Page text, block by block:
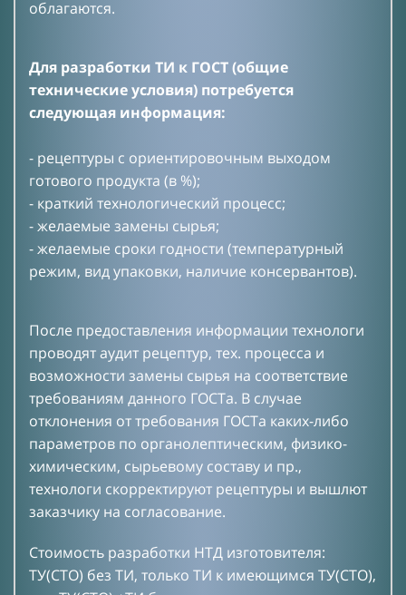
облагаются.
Для разработки ТИ к ГОСТ (общие
технические условия) потребуется
следующая информация:
- рецептуры с ориентировочным выходом
готового продукта (в %);
- краткий технологический процесс;
- желаемые замены сырья;
- желаемые сроки годности (температурный
режим, вид упаковки, наличие консервантов).
После предоставления информации технологи
проводят аудит рецептур, тех. процесса и
возможности замены сырья на соответствие
требованиям данного ГОСТа. В случае
отклонения от требования ГОСТа каких-либо
параметров по органолептическим, физико-
химическим, сырьевому составу и пр.,
технологи скорректируют рецептуры и вышлют
заказчику на согласование.
Стоимость разработки НТД изготовителя:
ТУ(СТО) без ТИ, только ТИ к имеющимся ТУ(СТО),